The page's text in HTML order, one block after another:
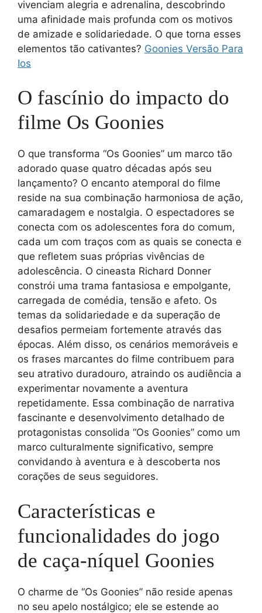
vivenciam alegria e adrenalina, descobrindo
uma afinidade mais profunda com os motivos
de amizade e solidariedade. O que torna esses
elementos tão cativantes? Goonies Versão Para
Ios
O fascínio do impacto do
filme Os Goonies
O que transforma “Os Goonies” um marco tão
adorado quase quatro décadas após seu
lançamento? O encanto atemporal do filme
reside na sua combinação harmoniosa de ação,
camaradagem e nostalgia. O espectadores se
conecta com os adolescentes fora do comum,
cada um com traços com as quais se conecta e
que refletem suas próprias vivências de
adolescência. O cineasta Richard Donner
constrói uma trama fantasiosa e empolgante,
carregada de comédia, tensão e afeto. Os
temas da solidariedade e da superação de
desafios permeiam fortemente através das
épocas. Além disso, os cenários memoráveis e
os frases marcantes do filme contribuem para
seu atrativo duradouro, atraindo os audiência a
experimentar novamente a aventura
repetidamente. Essa combinação de narrativa
fascinante e desenvolvimento detalhado de
protagonistas consolida “Os Goonies” como um
marco culturalmente significativo, sempre
convidando à aventura e à descoberta nos
corações de seus seguidores.
Características e
funcionalidades do jogo
de caça-níquel Goonies
O charme de “Os Goonies” não reside apenas
no seu apelo nostálgico; ele se estende ao